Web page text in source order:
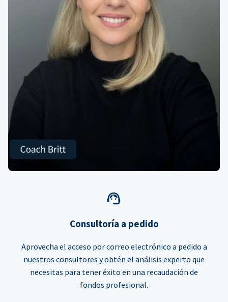
Consultoría a pedido
Aprovecha el acceso por correo electrónico a pedido a
nuestros consultores y obtén el análisis experto que
necesitas para tener éxito en una recaudación de
fondos profesional.